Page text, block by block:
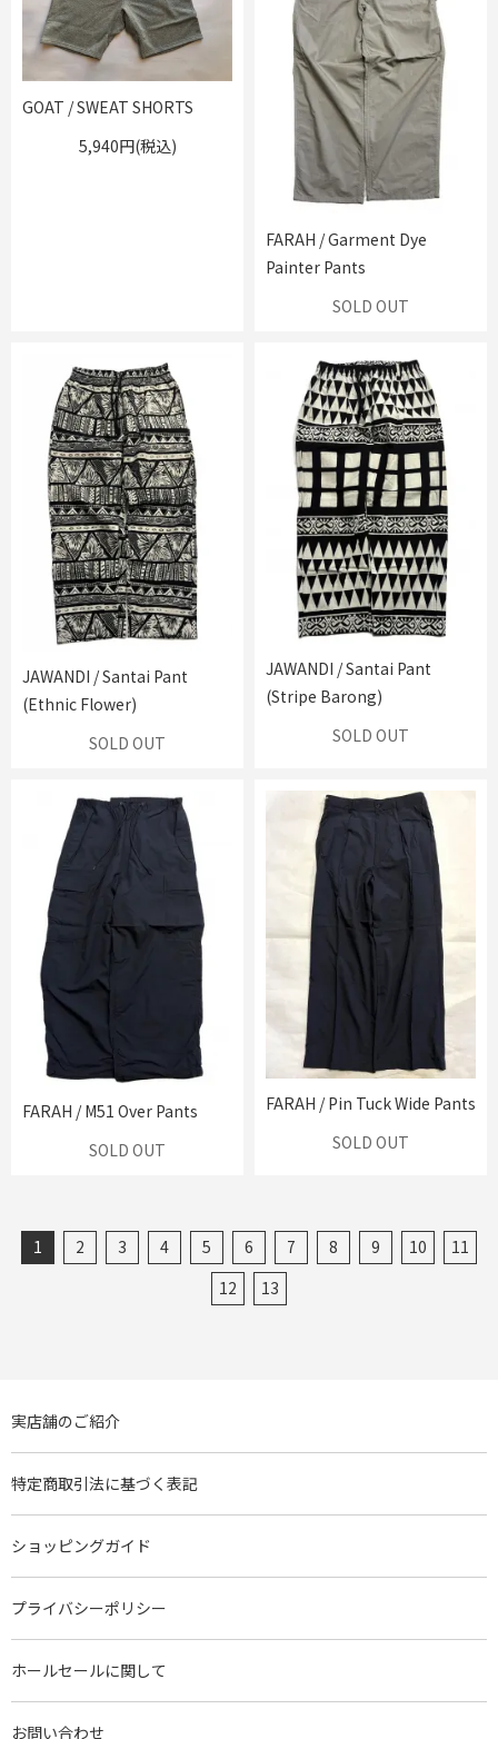
GOAT / SWEAT SHORTS
5,940円(税込)
FARAH / Garment Dye
Painter Pants
SOLD OUT
JAWANDI / Santai Pant
(Ethnic Flower)
SOLD OUT
JAWANDI / Santai Pant
(Stripe Barong)
SOLD OUT
FARAH / M51 Over Pants
SOLD OUT
FARAH / Pin Tuck Wide Pants
SOLD OUT
1 2 3 4 5 6 7 8 9 10
11
12
13
実店舗のご紹介
特定商取引法に基づく表記
ショッピングガイド
プライバシーポリシー
ホールセールに関して
お問い合わせ